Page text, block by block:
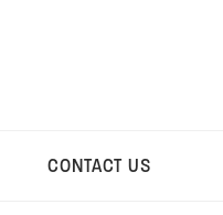
CONTACT US